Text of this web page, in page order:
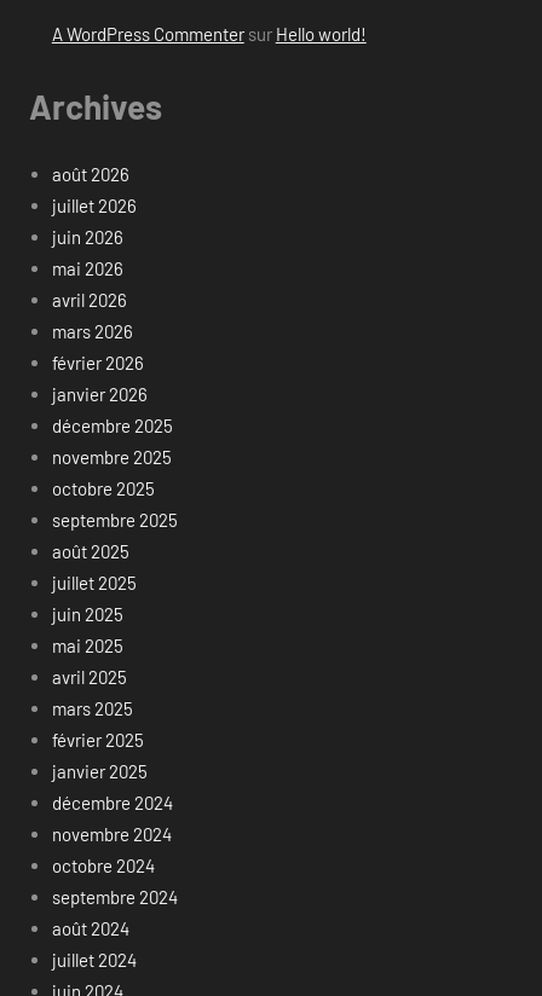
A WordPress Commentersur Hello world!
Archives
août 2026
juillet 2026
juin 2026
mai 2026
avril 2026
mars 2026
février 2026
janvier 2026
décembre 2025
novembre 2025
octobre 2025
septembre 2025
août 2025
juillet 2025
juin 2025
mai 2025
avril 2025
mars 2025
février 2025
janvier 2025
décembre 2024
novembre 2024
octobre 2024
septembre 2024
août 2024
juillet 2024
juin 2024